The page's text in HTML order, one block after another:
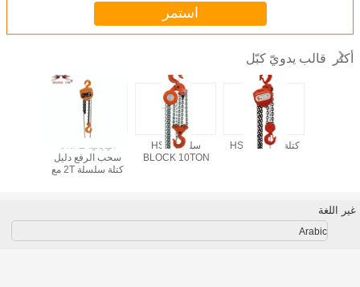
استمر
أكثر قالب يدويّ كبّل
اليابانية VITAL
سحب الرفع دليل
كتلة سلسلة 2T مع
سلسلة HSZ
BLOCK 10TON
كتلة سلسلة HSC
غير اللغة
Arabic